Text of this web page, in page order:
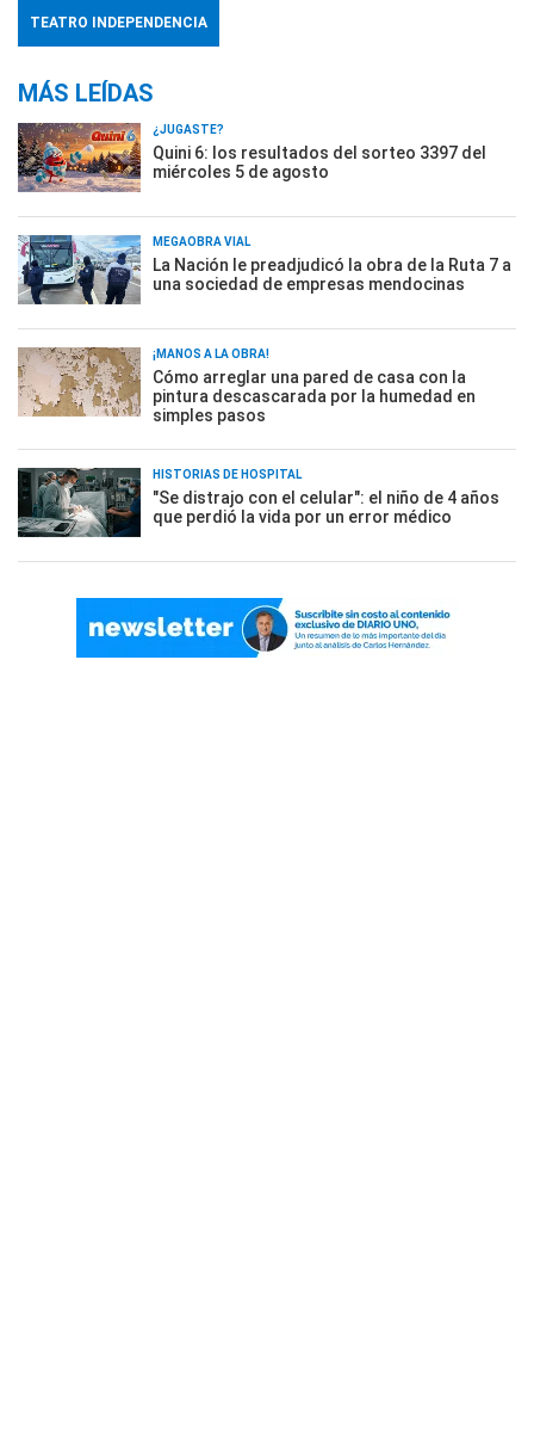
TEATRO INDEPENDENCIA
MÁS LEÍDAS
¿JUGASTE?
Quini 6: los resultados del sorteo 3397 del
miércoles 5 de agosto
MEGAOBRA VIAL
La Nación le preadjudicó la obra de la Ruta 7 a
una sociedad de empresas mendocinas
¡MANOS A LA OBRA!
Cómo arreglar una pared de casa con la
pintura descascarada por la humedad en
simples pasos
HISTORIAS DE HOSPITAL
"Se distrajo con el celular": el niño de 4 años
que perdió la vida por un error médico